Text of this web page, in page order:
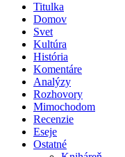
Titulka
Domov
Svet
Kultúra
História
Komentáre
Analýzy
Rozhovory
Mimochodom
Recenzie
Eseje
Ostatné